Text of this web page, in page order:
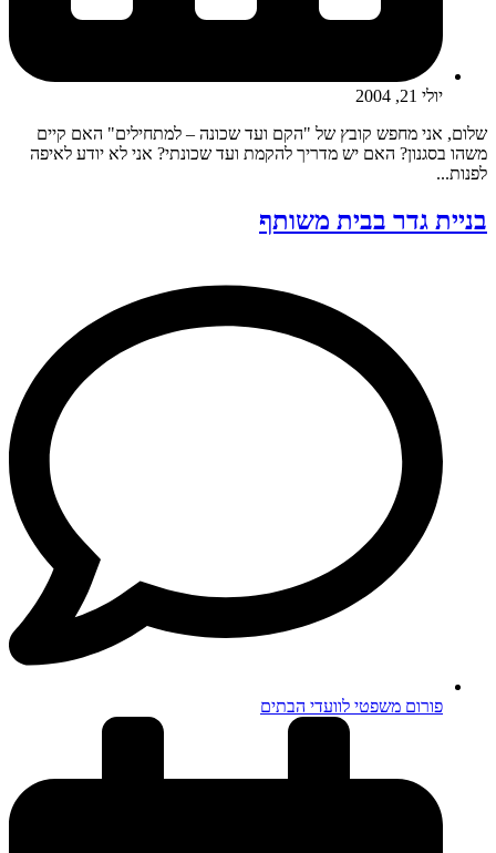
יולי 21, 2004
שלום, אני מחפש קובץ של "הקם ועד שכונה – למתחילים" האם קיים
משהו בסגנון? האם יש מדריך להקמת ועד שכונתי? אני לא יודע לאיפה
לפנות...
בניית גדר בבית משותף
פורום משפטי לוועדי הבתים